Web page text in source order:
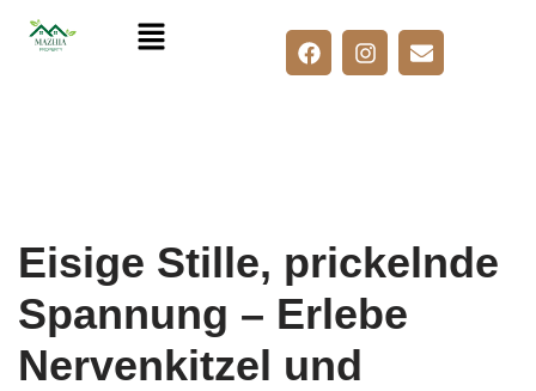
Eisige Stille, prickelnde
Spannung – Erlebe
Nervenkitzel und